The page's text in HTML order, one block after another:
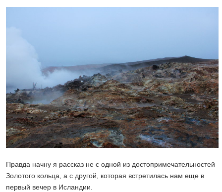
Правда начну я рассказ не с одной из достопримечательностей
Золотого кольца, а с другой, которая встретилась нам еще в
первый вечер в Исландии.